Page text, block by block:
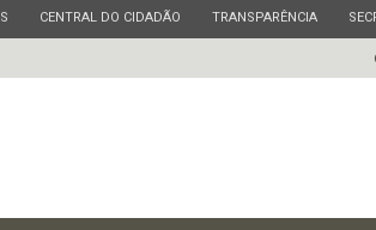
ESTADO
CENTRAL DO CIDADÃO ESTADO
TRANSPARÊNCIA